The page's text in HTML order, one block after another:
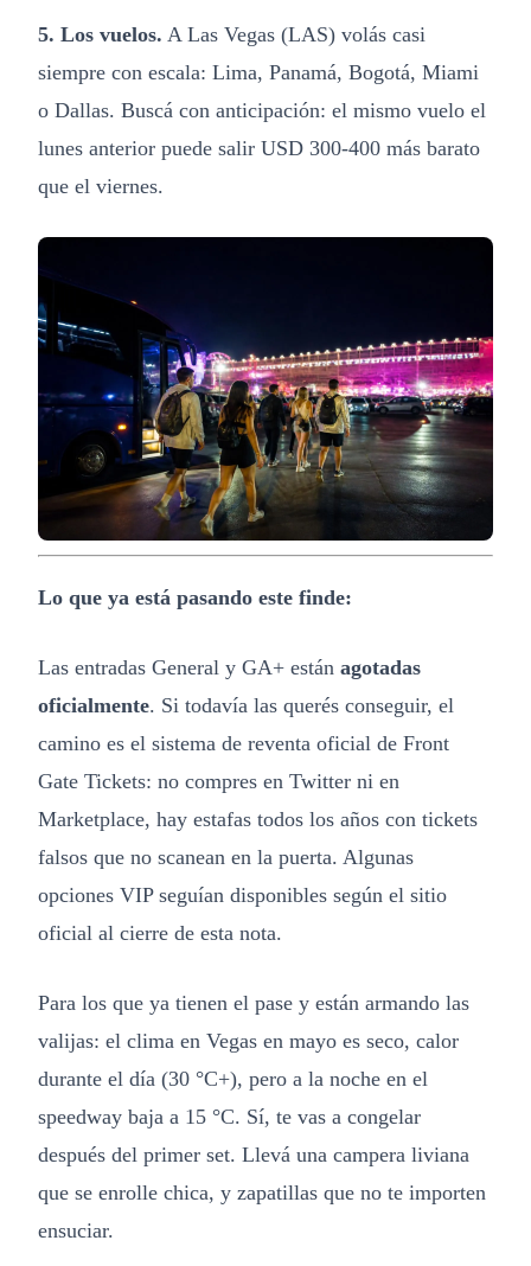
5. Los vuelos. A Las Vegas (LAS) volás casi
siempre con escala: Lima, Panamá, Bogotá, Miami
o Dallas. Buscá con anticipación: el mismo vuelo el
lunes anterior puede salir USD 300-400 más barato
que el viernes.
Lo que ya está pasando este finde:
Las entradas General y GA+ están agotadas
oficialmente. Si todavía las querés conseguir, el
camino es el sistema de reventa oficial de Front
Gate Tickets: no compres en Twitter ni en
Marketplace, hay estafas todos los años con tickets
falsos que no scanean en la puerta. Algunas
opciones VIP seguían disponibles según el sitio
oficial al cierre de esta nota.
Para los que ya tienen el pase y están armando las
valijas: el clima en Vegas en mayo es seco, calor
durante el día (30 °C+), pero a la noche en el
speedway baja a 15 °C. Sí, te vas a congelar
después del primer set. Llevá una campera liviana
que se enrolle chica, y zapatillas que no te importen
ensuciar.